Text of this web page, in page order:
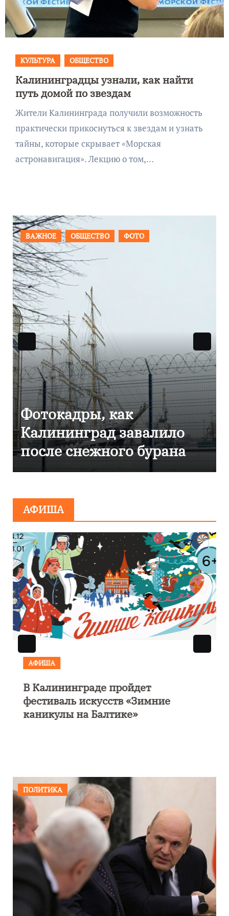
КУЛЬТУРА ОБЩЕСТВО
Калининградцы узнали, как найти
путь домой по звездам
Жители Калининграда получили возможность
практически прикоснуться к звездам и узнать
тайны, которые скрывает «Морская
астронавигация». Лекцию о том,…
ПРОИСШЕСТВИЯ ФОТО
Фоторепортаж как в
Калининграде
эвакуировали ТЦ из-за
сообщения о
АФИША
АФИША
В Калининграде пройдет
фестиваль искусств «Зимние
каникулы на Балтике»
ПОЛИТИКА